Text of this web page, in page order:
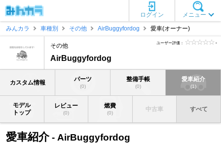
メニュー
ログイン
みんカラ
車種別 その他 AirBuggyfordog 愛車(オーナー)
その他
AirBuggyfordog
ユーザー評価： -
カスタム情報 パーツ
(0)
整備手帳
(0)
愛車紹介
(1)
モデル
トップ
レビュー
(0)
燃費
(0)
中古車 すべて
愛車紹介- AirBuggyfordog